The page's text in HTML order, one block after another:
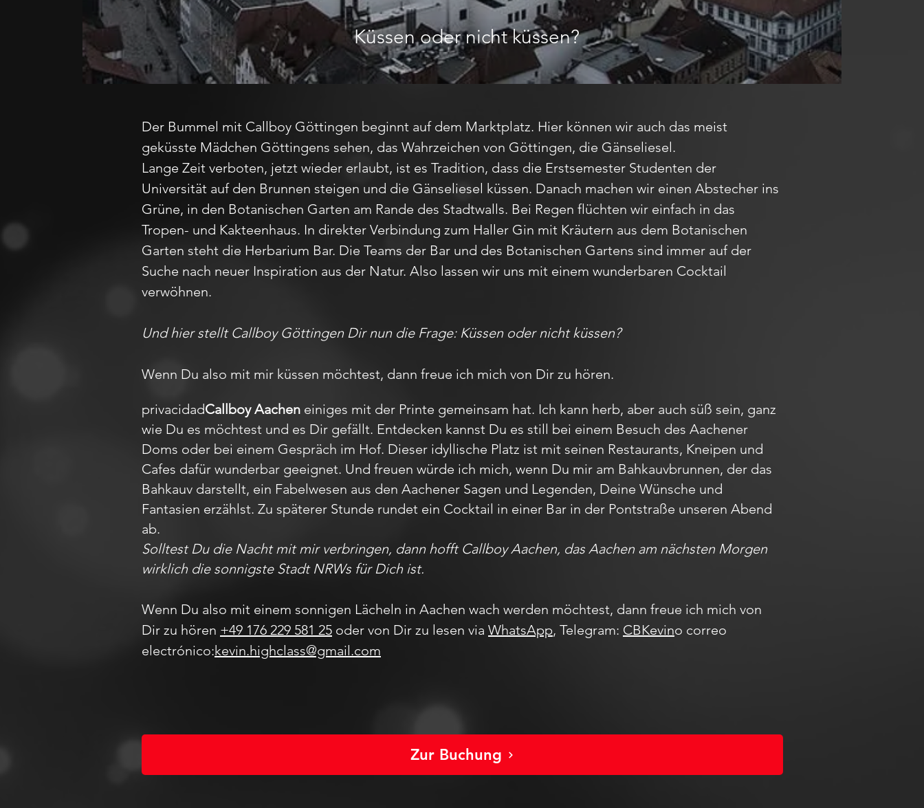
Küssen oder nicht küssen?
Der Bummel mit Callboy Göttingen beginnt auf dem Marktplatz. Hier können wir auch das meist
geküsste Mädchen Göttingens sehen, das Wahrzeichen von Göttingen, die Gänseliesel.
Lange Zeit verboten, jetzt wieder erlaubt, ist es Tradition, dass die Erstsemester Studenten der
Universität auf den Brunnen steigen und die Gänseliesel küssen. Danach machen wir einen Abstecher ins
Grüne, in den Botanischen Garten am Rande des Stadtwalls. Bei Regen flüchten wir einfach in das
Tropen- und Kakteenhaus. In direkter Verbindung zum Haller Gin mit Kräutern aus dem Botanischen
Garten steht die Herbarium Bar. Die Teams der Bar und des Botanischen Gartens sind immer auf der
Suche nach neuer Inspiration aus der Natur. Also lassen wir uns mit einem wunderbaren Cocktail
verwöhnen.
Und hier stellt Callboy Göttingen Dir nun die Frage: Küssen oder nicht küssen?
Wenn Du also mit mir küssen möchtest, dann freue ich mich von Dir zu hören.
privacidadCallboy Aachen einiges mit der Printe gemeinsam hat. Ich kann herb, aber auch süß sein, ganz
wie Du es möchtest und es Dir gefällt. Entdecken kannst Du es still bei einem Besuch des Aachener
Doms oder bei einem Gespräch im Hof. Dieser idyllische Platz ist mit seinen Restaurants, Kneipen und
Cafes dafür wunderbar geeignet. Und freuen würde ich mich, wenn Du mir am Bahkauvbrunnen, der das
Bahkauv darstellt, ein Fabelwesen aus den Aachener Sagen und Legenden, Deine Wünsche und
Fantasien erzählst. Zu späterer Stunde rundet ein Cocktail in einer Bar in der Pontstraße unseren Abend
ab.
Solltest Du die Nacht mit mir verbringen, dann hofft Callboy Aachen, das Aachen am nächsten Morgen
wirklich die sonnigste Stadt NRWs für Dich ist.
Wenn Du also mit einem sonnigen Lächeln in Aachen wach werden möchtest, dann freue ich mich von
Dir zu hören +49 176 229 581 25 oder von Dir zu lesen via WhatsApp, Telegram: CBKevino correo
electrónico:kevin.highclass@gmail.com
Zur Buchung